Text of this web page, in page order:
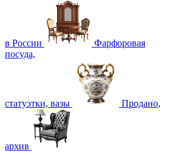
в России
Фарфоровая
посуда,
статуэтки, вазы Продано,
архив